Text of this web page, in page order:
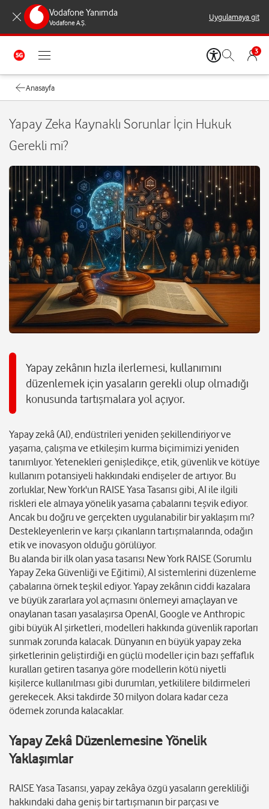
Vodafone Yanımda
Vodafone A.Ş.
Uygulamaya git
3
Anasayfa
Yapay Zeka Kaynaklı Sorunlar İçin Hukuk
Gerekli mi?
Yapay zekânın hızla ilerlemesi, kullanımını
düzenlemek için yasaların gerekli olup olmadığı
konusunda tartışmalara yol açıyor.
Yapay zekâ (AI), endüstrileri yeniden şekillendiriyor ve
yaşama, çalışma ve etkileşim kurma biçimimizi yeniden
tanımlıyor. Yetenekleri genişledikçe, etik, güvenlik ve kötüye
kullanım potansiyeli hakkındaki endişeler de artıyor. Bu
zorluklar, New York'un RAISE Yasa Tasarısı gibi, AI ile ilgili
riskleri ele almaya yönelik yasama çabalarını teşvik ediyor.
Ancak bu doğru ve gerçekten uygulanabilir bir yaklaşım mı?
Destekleyenlerin ve karşı çıkanların tartışmalarında, odağın
etik ve inovasyon olduğu görülüyor.
Bu alanda bir ilk olan yasa tasarısı New York RAISE (Sorumlu
Yapay Zeka Güvenliği ve Eğitimi), AI sistemlerini düzenleme
çabalarına örnek teşkil ediyor. Yapay zekânın ciddi kazalara
ve büyük zararlara yol açmasını önlemeyi amaçlayan ve
onaylanan tasarı yasalaşırsa OpenAI, Google ve Anthropic
gibi büyük AI şirketleri, modelleri hakkında güvenlik raporları
sunmak zorunda kalacak. Dünyanın en büyük yapay zeka
şirketlerinin geliştirdiği en güçlü modeller için bazı şeffaflık
kuralları getiren tasarıya göre modellerin kötü niyetli
kişilerce kullanılması gibi durumları, yetkililere bildirmeleri
gerekecek. Aksi takdirde 30 milyon dolara kadar ceza
ödemek zorunda kalacaklar.
Yapay Zekâ Düzenlemesine Yönelik
Yaklaşımlar
RAISE Yasa Tasarısı, yapay zekâya özgü yasaların gerekliliği
hakkındaki daha geniş bir tartışmanın bir parçası ve